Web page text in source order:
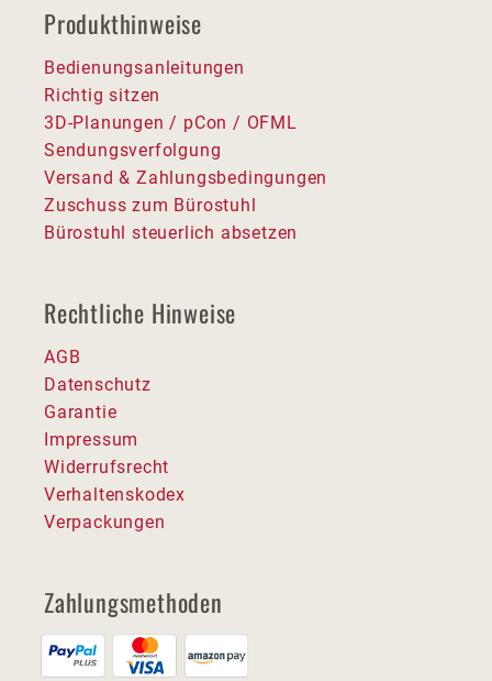
Produkthinweise
Bedienungsanleitungen
Richtig sitzen
3D-Planungen / pCon / OFML
Sendungsverfolgung
Versand & Zahlungsbedingungen
Zuschuss zum Bürostuhl
Bürostuhl steuerlich absetzen
Rechtliche Hinweise
AGB
Datenschutz
Garantie
Impressum
Widerrufsrecht
Verhaltenskodex
Verpackungen
Zahlungsmethoden